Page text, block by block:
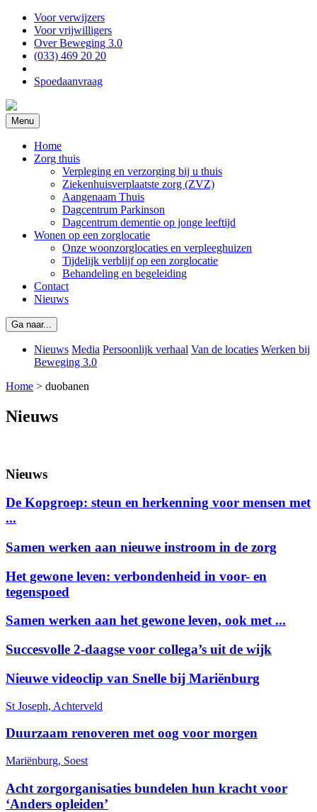
Voor verwijzers
Voor vrijwilligers
Over Beweging 3.0
(033) 469 20 20
Spoedaanvraag
Menu
Home
Zorg thuis
Verpleging en verzorging bij u thuis
Ziekenhuisverplaatste zorg (ZVZ)
Aangenaam Thuis
Dagcentrum Parkinson
Dagcentrum dementie op jonge leeftijd
Wonen op een zorglocatie
Onze woonzorglocaties en verpleeghuizen
Tijdelijk verblijf op een zorglocatie
Behandeling en begeleiding
Contact
Nieuws
Ga naar...
Nieuws Media Persoonlijk verhaal Van de locaties Werken bij
Beweging 3.0
Home > duobanen
Nieuws
Nieuws
De Kopgroep: steun en herkenning voor mensen met
...
Samen werken aan nieuwe instroom in de zorg
Het gewone leven: verbondenheid in voor- en
tegenspoed
Samen werken aan het gewone leven, ook met ...
Succesvolle 2-daagse voor collega’s uit de wijk
Nieuwe videoclip van Snelle bij Mariënburg
St Joseph, Achterveld
Duurzaam renoveren met oog voor morgen
Mariënburg, Soest
Acht zorgorganisaties bundelen hun kracht voor
‘Anders opleiden’